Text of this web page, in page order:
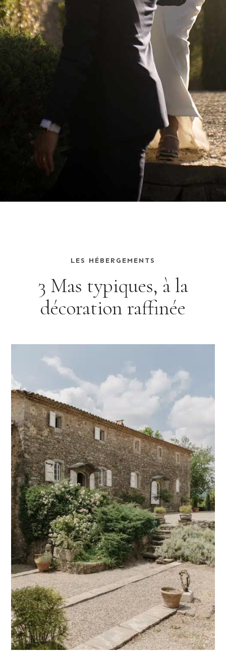
LES HÉBERGEMENTS
3 Mas typiques, à la
décoration raffinée